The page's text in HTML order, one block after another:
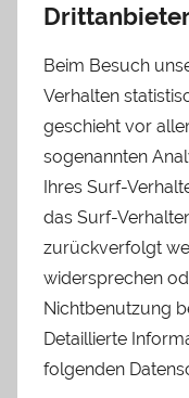
Beim Besuch
Verhalten
geschieht vor
sogenannten
Ihres Surf-
das Surf-
zurückverfolgt
widersprechen
Nichtbenutzung
Detaillierte
folgenden